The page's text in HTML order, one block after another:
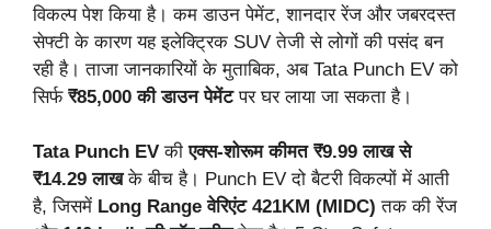
विकल्प पेश किया है। कम डाउन पेमेंट, शानदार रेंज और जबरदस्त
सेफ्टी के कारण यह इलेक्ट्रिक SUV तेजी से लोगों की पसंद बन
रही है। ताजा जानकारियों के मुताबिक, अब Tata Punch EV को
सिर्फ ₹85,000 की डाउन पेमेंटपर घर लाया जा सकता है।
Tata Punch EVकीएक्स-शोरूम कीमत ₹9.99 लाख से
₹14.29 लाखके बीच है। Punch EV दो बैटरी विकल्पों में आती
है, जिसमें Long Range वेरिएंट 421KM (MIDC) तक की रेंज